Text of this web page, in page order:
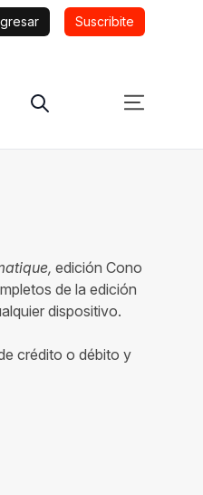
Suscribite
edición Cono
de la edición
dispositivo.
crédito o débito y